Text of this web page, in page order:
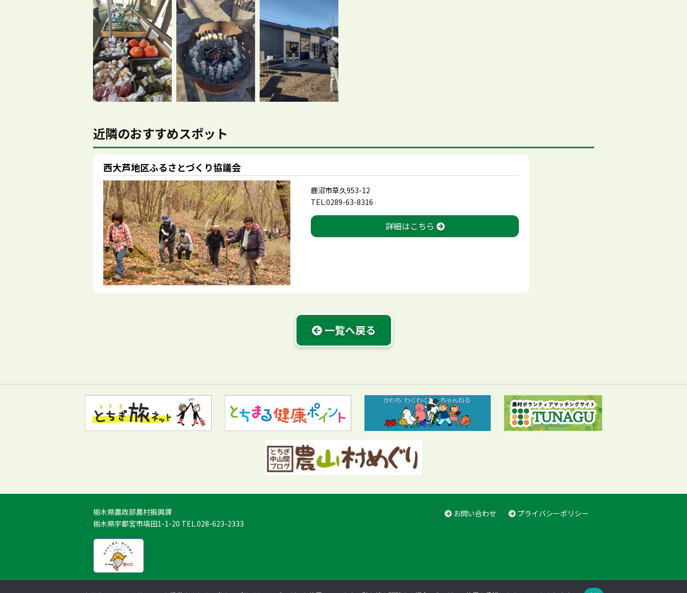
近隣のおすすめスポット
西大芦地区ふるさとづくり協議会
鹿沼市草久953-12
TEL:0289-63-8316
詳細はこちら
一覧へ戻る
栃木県農政部農村振興課
栃木県宇都宮市塙田1-1-20 TEL.028-623-2333
© Tochigi Prefecture. All Rights Reserved.
お問い合わせ プライバシーポリシー